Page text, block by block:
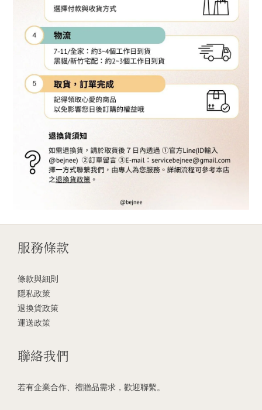
服務條款
條款與細則
隱私政策
退換貨政策
運送政策
聯絡我們
若有企業合作、禮贈品需求，歡迎聯繫。